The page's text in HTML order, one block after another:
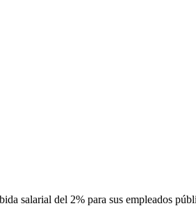
salarial del 2% para sus empleados